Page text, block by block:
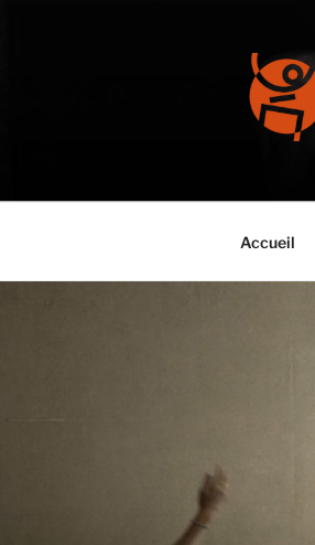
Accueil